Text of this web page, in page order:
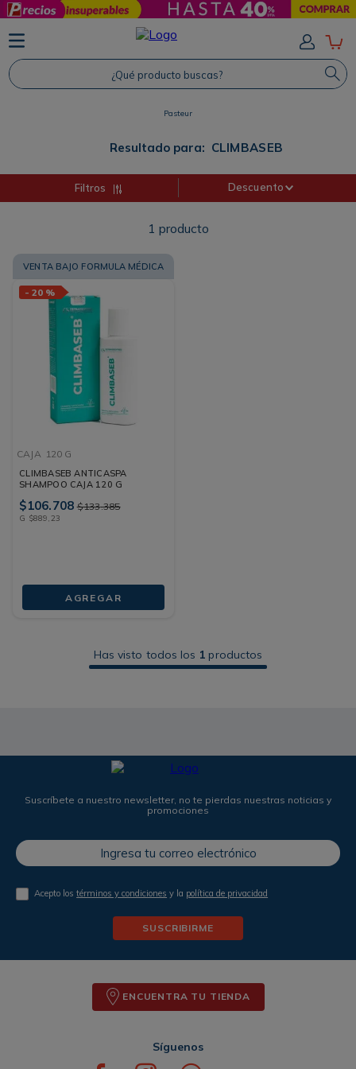
¿Qué producto buscas?
Pasteur
Resultado para: CLIMBASEB
Filtros Descuento
1 producto
VENTA BAJO FORMULA MÉDICA
- 20 %
CAJA 120 G
CLIMBASEB ANTICASPA
SHAMPOO CAJA 120 G
$106.708 $133.385
G $889,23
AGREGAR
Has visto todos los 1 productos
Suscríbete a nuestro newsletter, no te pierdas nuestras noticias y
promociones
Acepto lostérminos y condiciones y la política de privacidad
SUSCRIBIRME
ENCUENTRA TU TIENDA
Síguenos
TÉRMINOS MÁS BUSCADOS
1. Protector Solar
2. Proteina